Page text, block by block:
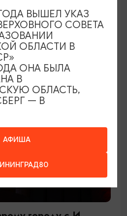
девушки
«Янтарь-холл»
АФИША
ВЫШЕЛ УКАЗ
СОВЕТА
ОБЛАСТИ В
ОНА БЫЛА
В
ОБЛАСТЬ,
— В